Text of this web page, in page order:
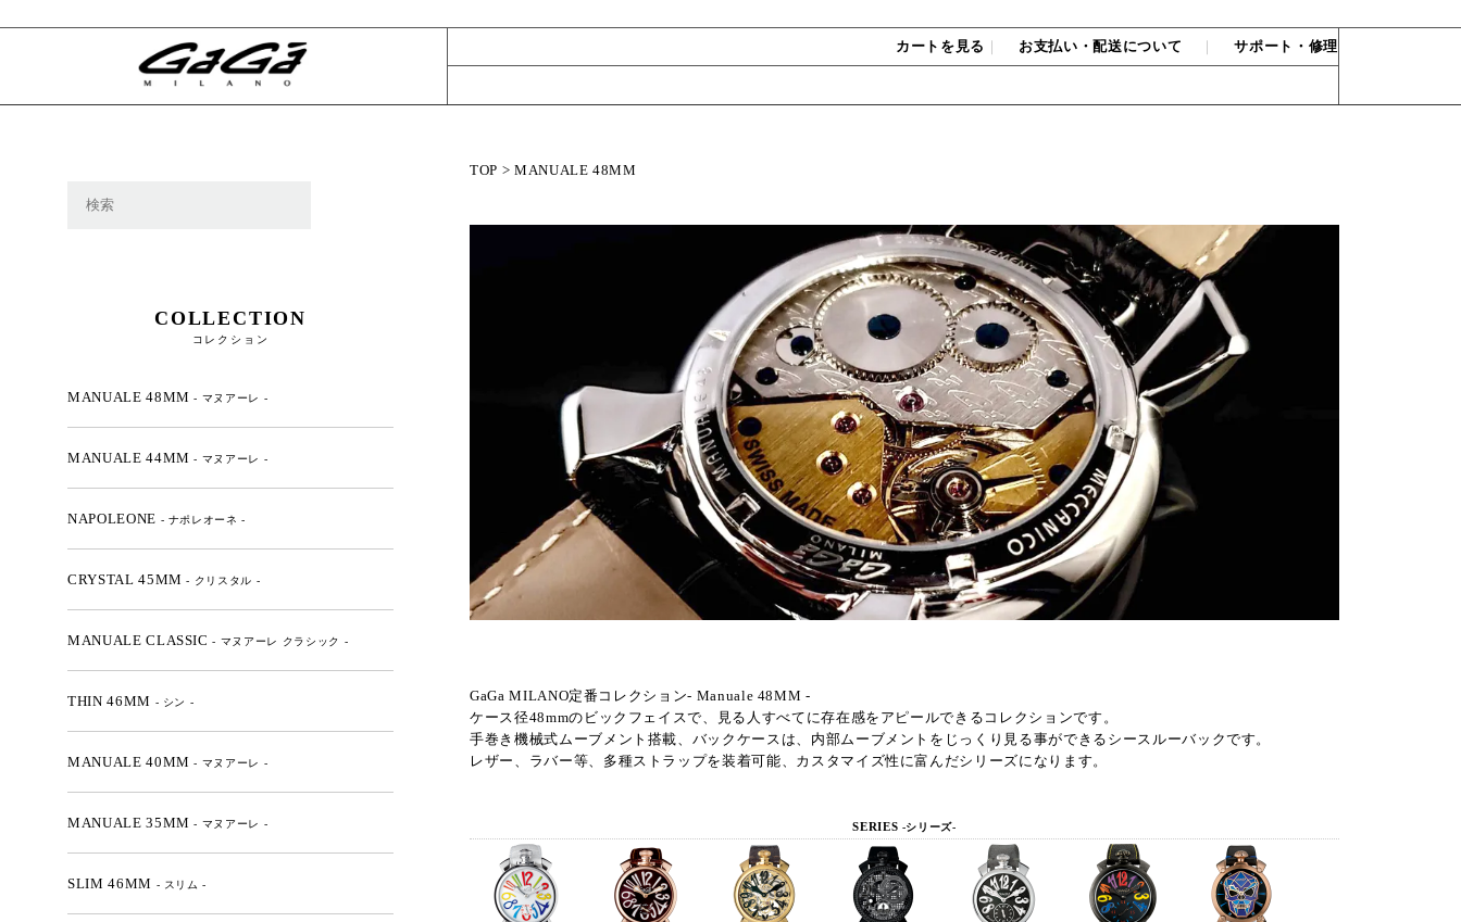
カートを見る お支払い・配送について ｜サポート・修理
TOP > MANUALE 48MM
GaGa MILANO定番コレクション- Manuale 48MM -
ケース径48mmのビックフェイスで、見る人すべてに存在感をアピールできるコレクションです。
手巻き機械式ムーブメント搭載、バックケースは、内部ムーブメントをじっくり見る事ができるシースルーバックです。
レザー、ラバー等、多種ストラップを装着可能、カスタマイズ性に富んだシリーズになります。
SERIES -シリーズ-
COLLECTION
コレクション
MANUALE 48MM- マヌアーレ -
MANUALE 44MM- マヌアーレ -
NAPOLEONE - ナポレオーネ -
CRYSTAL 45MM- クリスタル -
MANUALE CLASSIC- マヌアーレ クラシック -
THIN 46MM - シン -
MANUALE 40MM- マヌアーレ -
MANUALE 35MM- マヌアーレ -
SLIM 46MM - スリム -